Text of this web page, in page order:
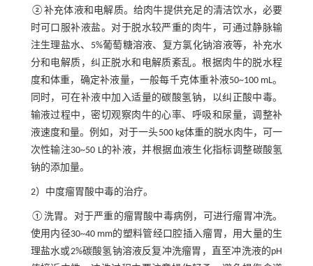
②补充体液和电解质。给肉牛提供充足的清洁饮水，必要
时可口服补液盐。对于脱水较严重的肉牛，可通过静脉输
注生理盐水、5%葡萄糖溶液、复方氯化钠溶液等，补充水
分和电解质，纠正脱水和电解质紊乱。根据肉牛的脱水程
度和体重，确定补液量，一般每千克体重补液50~100 mL。
同时，可在补液中加入适量的碳酸氢钠，以纠正酸中毒。
输液过程中，密切观察肉牛的心率、呼吸和尿量，调整补
液速度和量。例如，对于一头500 kg体重的脱水肉牛，可一
次性输注30~50 L的补液，并根据血液生化指标调整碳酸氢
钠的添加量。
2）中度瘤胃酸中毒的治疗。
①洗胃。对于严重的瘤胃酸中毒病例，可进行瘤胃冲洗。
使用内径30~40 mm的塑料管经口腔插入瘤胃，用大量的生
理盐水或2%碳酸氢钠溶液反复冲洗瘤胃，直至冲洗液的pH